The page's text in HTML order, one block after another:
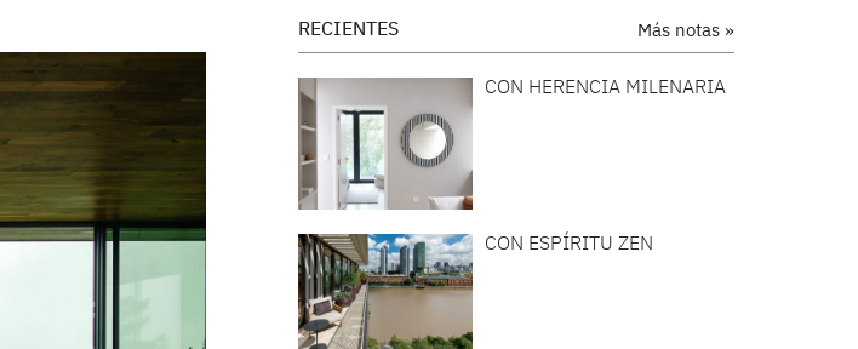
Más notas »
RECIENTES
CON HERENCIA MILENARIA
CON ESPÍRITU ZEN